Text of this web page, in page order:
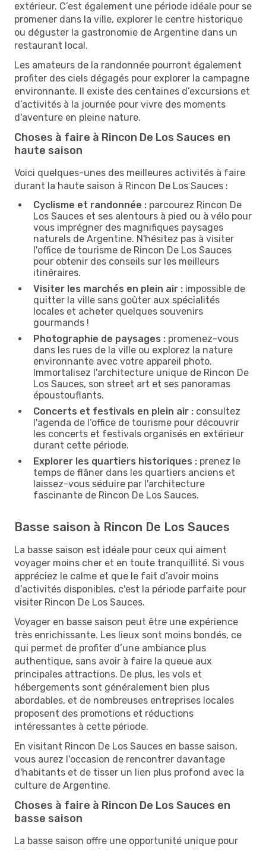
extérieur. C’est également une période idéale pour se
promener dans la ville, explorer le centre historique
ou déguster la gastronomie de Argentine dans un
restaurant local.
Les amateurs de la randonnée pourront également
profiter des ciels dégagés pour explorer la campagne
environnante. Il existe des centaines d’excursions et
d’activités à la journée pour vivre des moments
d'aventure en pleine nature.
Choses à faire à Rincon De Los Sauces en
haute saison
Voici quelques-unes des meilleures activités à faire
durant la haute saison à Rincon De Los Sauces :
Cyclisme et randonnée : parcourez Rincon De
Los Sauces et ses alentours à pied ou à vélo pour
vous imprégner des magnifiques paysages
naturels de Argentine. N'hésitez pas à visiter
l'office de tourisme de Rincon De Los Sauces
pour obtenir des conseils sur les meilleurs
itinéraires.
Visiter les marchés en plein air : impossible de
quitter la ville sans goûter aux spécialités
locales et acheter quelques souvenirs
gourmands !
Photographie de paysages : promenez-vous
dans les rues de la ville ou explorez la nature
environnante avec votre appareil photo.
Immortalisez l'architecture unique de Rincon De
Los Sauces, son street art et ses panoramas
époustouflants.
Concerts et festivals en plein air : consultez
l'agenda de l’office de tourisme pour découvrir
les concerts et festivals organisés en extérieur
durant cette période.
Explorer les quartiers historiques : prenez le
temps de flâner dans les quartiers anciens et
laissez-vous séduire par l'architecture
fascinante de Rincon De Los Sauces.
Basse saison à Rincon De Los Sauces
La basse saison est idéale pour ceux qui aiment
voyager moins cher et en toute tranquillité. Si vous
appréciez le calme et que le fait d’avoir moins
d’activités disponibles, c'est la période parfaite pour
visiter Rincon De Los Sauces.
Voyager en basse saison peut être une expérience
très enrichissante. Les lieux sont moins bondés, ce
qui permet de profiter d’une ambiance plus
authentique, sans avoir à faire la queue aux
principales attractions. De plus, les vols et
hébergements sont généralement bien plus
abordables, et de nombreuses entreprises locales
proposent des promotions et réductions
intéressantes à cette période.
En visitant Rincon De Los Sauces en basse saison,
vous aurez l'occasion de rencontrer davantage
d'habitants et de tisser un lien plus profond avec la
culture de Argentine.
Choses à faire à Rincon De Los Sauces en
basse saison
La basse saison offre une opportunité unique pour